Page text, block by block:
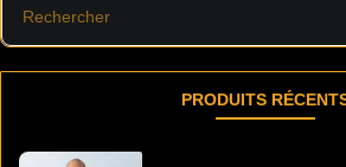
PRODUITS